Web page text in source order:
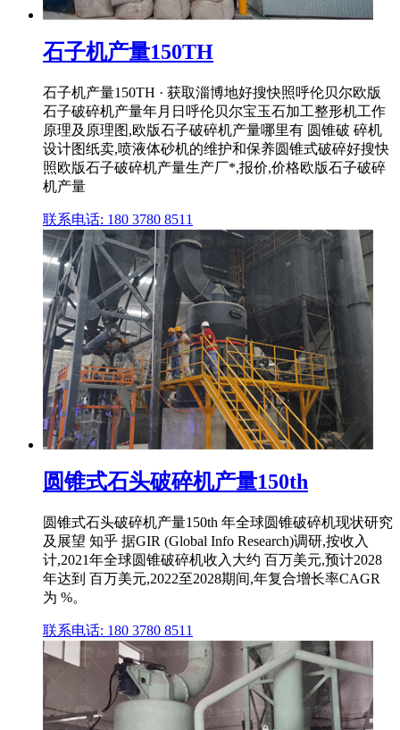
石子机产量150TH
石子机产量150TH · 获取淄博地好搜快照呼伦贝尔欧版
石子破碎机产量年月日呼伦贝尔宝玉石加工整形机工作
原理及原理图,欧版石子破碎机产量哪里有 圆锥破 碎机
设计图纸卖,喷液体砂机的维护和保养圆锥式破碎好搜快
照欧版石子破碎机产量生产厂*,报价,价格欧版石子破碎
机产量
联系电话: 180 3780 8511
圆锥式石头破碎机产量150th
圆锥式石头破碎机产量150th 年全球圆锥破碎机现状研究
及展望 知乎 据GIR (Global Info Research)调研,按收入
计,2021年全球圆锥破碎机收入大约 百万美元,预计2028
年达到 百万美元,2022至2028期间,年复合增长率CAGR
为 %。
联系电话: 180 3780 8511